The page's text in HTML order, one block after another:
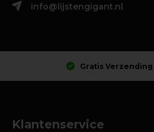
info@lijstengigant.nl
Gratis Verzending
Klantenservice